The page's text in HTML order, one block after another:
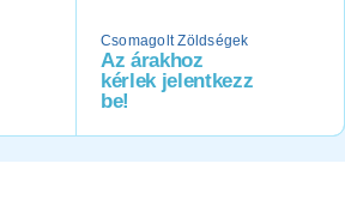
Csomagolt Zöldségek
Az árakhoz
kérlek jelentkezz
be!